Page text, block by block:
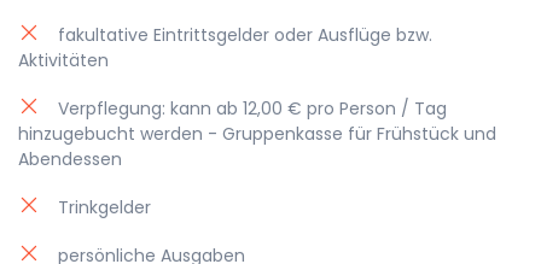
fakultative Eintrittsgelder oder Ausflüge bzw.
Aktivitäten
Verpflegung: kann ab 12,00 € pro Person / Tag
hinzugebucht werden - Gruppenkasse für Frühstück und
Abendessen
Trinkgelder
persönliche Ausgaben